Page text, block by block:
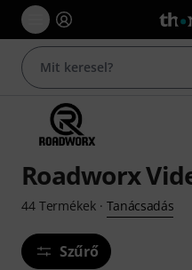
Roadworx
44 Termékek· Tanácsadás
Szűrő